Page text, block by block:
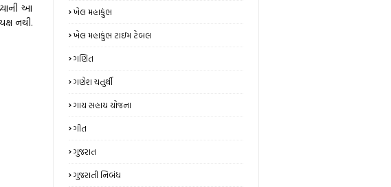
આ
નથી.
ખેલ મહાકુંભ
ખેલ મહાકુંભ ટાઇમ ટેબલ
ગણિત
ગણેશ ચતુર્થી
ગાય સહાય યોજના
ગીત
ગુજરાત
ગુજરાતી નિબંધ